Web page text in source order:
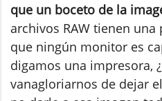
que un boceto de la
archivos RAW tienen
que ningún monitor es
digamos una impresora,
vanagloriarnos de dejar